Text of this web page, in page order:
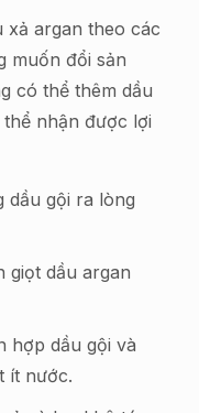
xả argan theo các
muốn đổi sản
có thể thêm dầu
nhận được lợi
dầu gội ra lòng
giọt dầu argan
hợp dầu gội và
ít nước.